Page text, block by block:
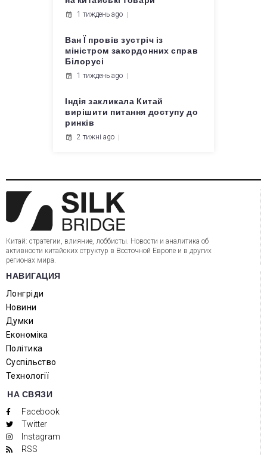
1 тиждень ago
Ван Ї провів зустріч із
міністром закордонних справ
Білорусі
1 тиждень ago
Індія закликала Китай
вирішити питання доступу до
ринків
2 тижні ago
Китай: стратегии, влияние, лоббисты. Новости и аналитика об
активности китайских структур в Восточной Европе и в других
регионах мира.
НАВИГАЦИЯ
Лонгріди
Новини
Думки
Економіка
Політика
Суспільство
Технології
НА СВЯЗИ
Facebook
Twitter
Instagram
RSS